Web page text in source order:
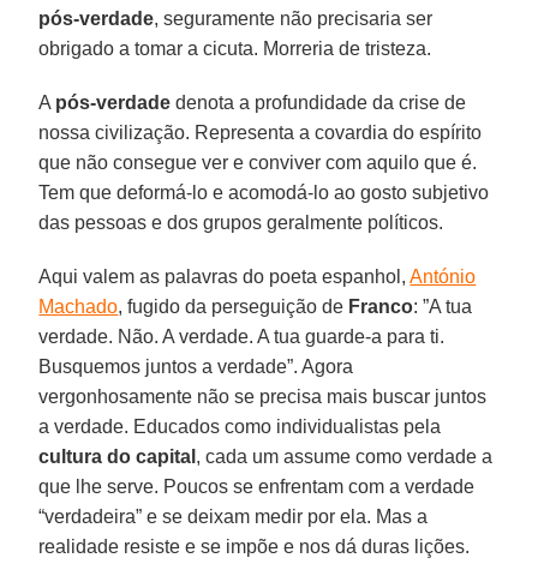
pós-verdade, seguramente não precisaria ser
obrigado a tomar a cicuta. Morreria de tristeza.
A pós-verdade denota a profundidade da crise de
nossa civilização. Representa a covardia do espírito
que não consegue ver e conviver com aquilo que é.
Tem que deformá-lo e acomodá-lo ao gosto subjetivo
das pessoas e dos grupos geralmente políticos.
Aqui valem as palavras do poeta espanhol,António
Machado, fugido da perseguição de Franco: ”A tua
verdade. Não. A verdade. A tua guarde-a para ti.
Busquemos juntos a verdade”. Agora
vergonhosamente não se precisa mais buscar juntos
a verdade. Educados como individualistas pela
cultura do capital , cada um assume como verdade a
que lhe serve. Poucos se enfrentam com a verdade
“verdadeira” e se deixam medir por ela. Mas a
realidade resiste e se impõe e nos dá duras lições.